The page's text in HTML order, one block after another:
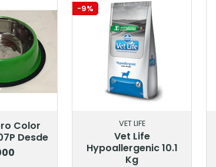
10.1
WONDER CAT
Collar Antiahorque
Gato/Perro Pequeño
Pq-017